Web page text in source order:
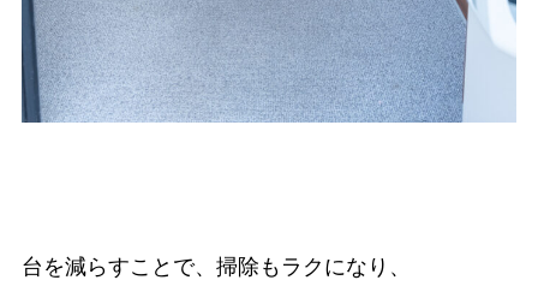
台を減らすことで、掃除もラクになり、